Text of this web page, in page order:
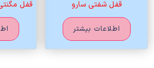
قفل شفتی سارو
اطلاعات بیشتر
قفل مگنتی اصل